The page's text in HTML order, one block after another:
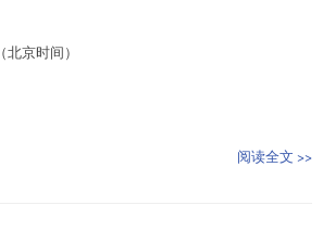
京时间）
阅读全文 >>